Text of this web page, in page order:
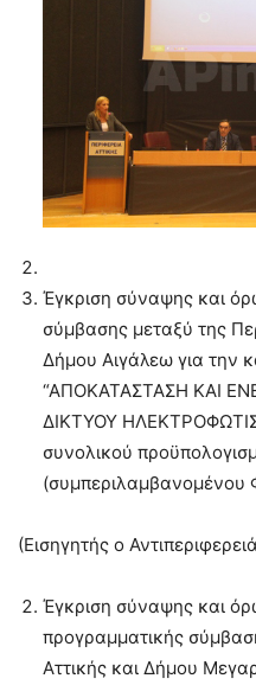
Έγκριση σύναψης και
σύμβασης μεταξύ της
Δήμου Αιγάλεω για την
“ΑΠΟΚΑΤΑΣΤΑΣΗ ΚΑΙ
ΔΙΚΤΥΟΥ
συνολικού
(συμπεριλαμβανομένου
(Εισηγητής ο
Έγκριση σύναψης και
προγραμματικής
Αττικής και Δήμου